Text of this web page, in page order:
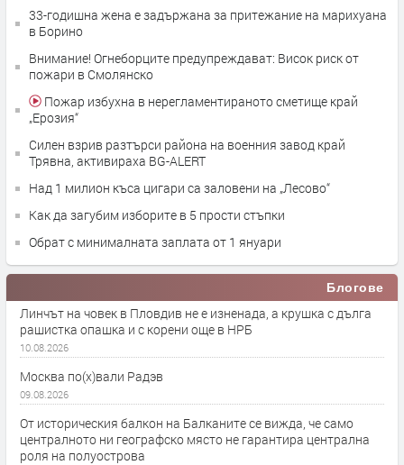
33-годишна жена е задържана за притежание на марихуана
в Борино
Внимание! Огнеборците предупреждават: Висок риск от
пожари в Смолянско
„Ерозия“
Силен взрив разтърси района на военния завод край
Трявна, активираха BG-ALERT
Над 1 милион къса цигари са заловени на „Лесово“
Как да загубим изборите в 5 прости стъпки
Обрат с минималната заплата от 1 януари
Блогове
Линчът на човек в Пловдив не е изненада, а крушка с дълга
рашистка опашка и с корени още в НРБ
10.08.2026
Москва по(х)вали Радэв
09.08.2026
От историческия балкон на Балканите се вижда, че само
централното ни географско място не гарантира централна
роля на полуострова